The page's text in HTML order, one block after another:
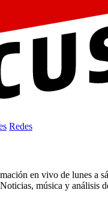
Redes
en vivo de lunes a
música y análisis